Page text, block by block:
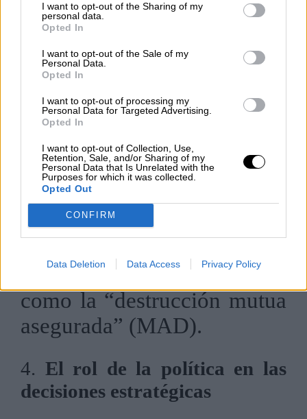
I want to opt-out of the Sharing of my
personal data.
Opted In
I want to opt-out of the Sale of my
Personal Data.
Opted In
I want to opt-out of processing my
Personal Data for Targeted Advertising.
Opted In
I want to opt-out of Collection, Use,
Retention, Sale, and/or Sharing of my
Personal Data that Is Unrelated with the
Purposes for which it was collected.
Opted Out
CONFIRM
Data Deletion Data Access Privacy Policy
disuasión se convirtió en el
eje central de las relaciones
internacionales durante la
Guerra Fría. Brodie señala
que la posesión de armas
nucleares por parte de las
grandes potencias no busca
necesariamente ganar
guerras, sino evitar que
desarrollo de doctrinas
como la “destrucción mutua
asegurada” (MAD).
4. El rol de la política en las
decisiones estratégicas